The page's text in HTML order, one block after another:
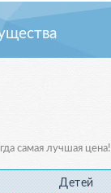
самая лучшая цена!
Детей